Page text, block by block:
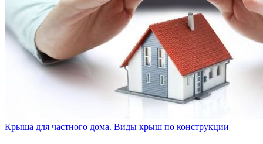
Крыша для частного дома. Виды крыш по конструкции